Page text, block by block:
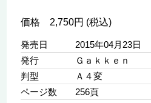
価格 2,750円 (税込)
発売日
2015年04月23日
発行
Ｇａｋｋｅｎ
判型
Ａ４変
ページ数
256頁